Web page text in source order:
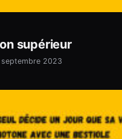
supérieur
septembre 2023